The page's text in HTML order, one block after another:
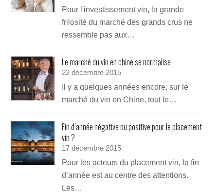
Pour l'investissement vin, la grande
frilosité du marché des grands crus ne
ressemble pas aux…
Le marché du vin en chine se normalise
22 décembre 2015
Il y a quelques années encore, sur le
marché du vin en Chine, tout le…
Fin d’année négative ou positive pour le placement
vin ?
17 décembre 2015
Pour les acteurs du placement vin, la fin
d’année est au centre des attentions.
Les…